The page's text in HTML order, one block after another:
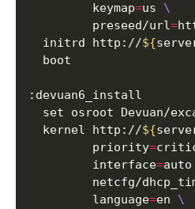
         keymap
=us
         preseed/url
=
  initrd http://
${
  kernel http://
${
         priority
=
         interface
=auto
netcfg/
         language
=en